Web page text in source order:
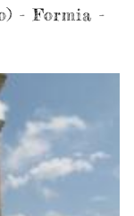
- Formia -